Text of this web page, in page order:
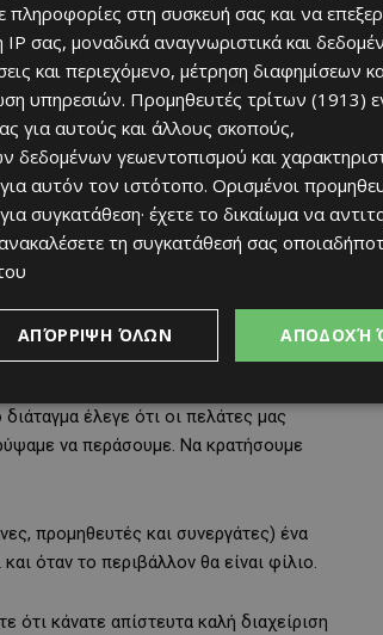
το βράδυ.
ή να γίνουμε μαγειρείο το
με την ησυχία σου, χωρίς να βλέπεις
να διαφυλαχθούν θέσεις
τελείωσε για μας. Με όση
αποζημιώσεις που οφείλει να δώσει
Η πολιτεία, με τις αλλοπρόσαλλες
έλεγε ότι οι πελάτες μας
να περάσουμε. Να κρατήσουμε
προμηθευτές και συνεργάτες) ένα
όταν το περιβάλλον θα είναι φίλιο.
ότι κάνατε απίστευτα καλή διαχείριση
στη συσκευή σας και να
σας, μοναδικά αναγνωριστικά και
και περιεχόμενο, μέτρηση διαφημίσεων
υπηρεσιών. Προμηθευτές τρίτων (1913)
για αυτούς και άλλους σκοπούς,
δεδομένων γεωεντοπισμού και
αυτόν τον ιστότοπο. Ορισμένοι
συγκατάθεση· έχετε το δικαίωμα να
τη συγκατάθεσή σας
ΑΠΟΔΟΧΉ
ΑΠΌΡΡΙΨΗ ΌΛΩΝ